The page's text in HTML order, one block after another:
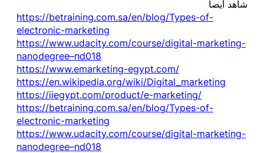
شاهد أيضا
https://betraining.com.sa/en/blog/Types-of-
electronic-marketing
https://www.udacity.com/course/digital-marketing-
nanodegree–nd018
https://www.emarketing-egypt.com/
https://en.wikipedia.org/wiki/Digital_marketing
https://iiegypt.com/product/e-marketing/
https://betraining.com.sa/en/blog/Types-of-
electronic-marketing
https://www.udacity.com/course/digital-marketing-
nanodegree–nd018